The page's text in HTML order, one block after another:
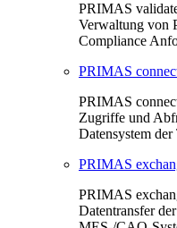
PRIMAS
Verwaltung von
Compliance
PRIMAS
PRIMAS
Zugriffe und
Datensystem
PRIMAS
PRIMAS
Datentransfer